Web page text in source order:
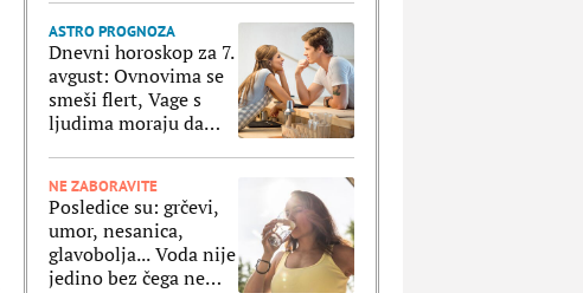
bajkovito slavlje
ASTRO PROGNOZA
Dnevni horoskop za 7.
avgust: Ovnovima se
smeši flert, Vage s
ljudima moraju da
NE ZABORAVITE
Posledice su: grčevi,
umor, nesanica,
glavobolja... Voda nije
jedino bez čega ne